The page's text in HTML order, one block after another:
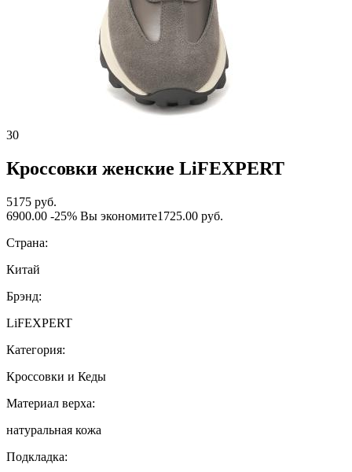
30
Кроссовки женские LiFEXPERT
5175 руб.
6900.00 -25% Вы экономите1725.00 руб.
Страна:
Китай
Брэнд:
LiFEXPERT
Категория:
Кроссовки и Кеды
Материал верха:
натуральная кожа
Подкладка: